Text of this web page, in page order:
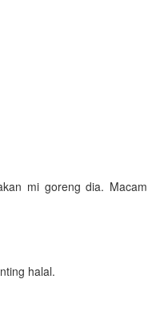
mi goreng dia. Macam
halal.